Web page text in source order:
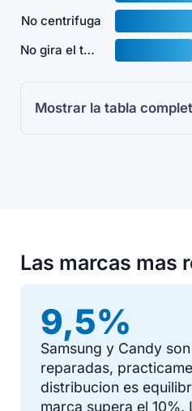
No centrifuga
No gira el tambor
Mostrar la tabla
Las marcas mas
9,5%
Samsung y Candy
reparadas,
distribucion es
marca supera el 10%.